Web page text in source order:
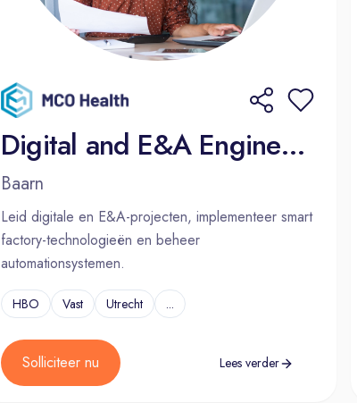
Digital and E&A Engineering Manager
Baarn
Leid digitale en E&A-projecten, implementeer smart
factory-technologieën en beheer
automationsystemen.
HBO Vast Utrecht ...
Solliciteer nu Lees verder